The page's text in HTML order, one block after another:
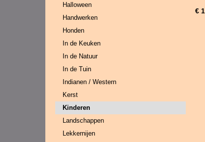
Halloween
Handwerken
Honden
In de Keuken
In de Natuur
In de Tuin
Indianen / Western
Kerst
Kinderen
Landschappen
Lekkernijen
€